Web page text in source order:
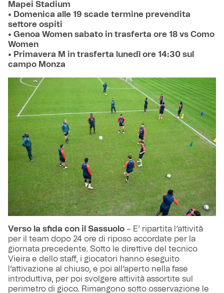
Mapei Stadium
• Domenica alle 19 scade termine prevendita
settore ospiti
• Genoa Women sabato in trasferta ore 18 vs Como
Women
• Primavera M in trasferta lunedì ore 14:30 sul
campo Monza
Verso la sfida con il Sassuolo – E’ ripartita l’attività
per il team dopo 24 ore di riposo accordate per la
giornata precedente. Sotto le direttive del tecnico
Vieira e dello staff, i giocatori hanno eseguito
l’attivazione al chiuso, e poi all’aperto nella fase
introduttiva, per poi svolgere attività assortite sul
perimetro di gioco. Rimangono sotto osservazione le